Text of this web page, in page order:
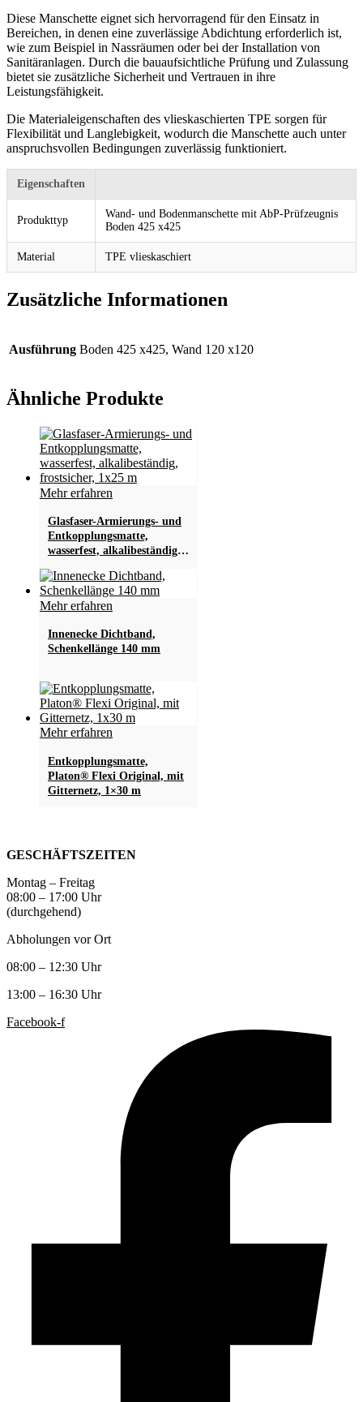
Diese Manschette eignet sich hervorragend für den Einsatz in
Bereichen, in denen eine zuverlässige Abdichtung erforderlich ist,
wie zum Beispiel in Nassräumen oder bei der Installation von
Sanitäranlagen. Durch die bauaufsichtliche Prüfung und Zulassung
bietet sie zusätzliche Sicherheit und Vertrauen in ihre
Leistungsfähigkeit.
Die Materialeigenschaften des vlieskaschierten TPE sorgen für
Flexibilität und Langlebigkeit, wodurch die Manschette auch unter
anspruchsvollen Bedingungen zuverlässig funktioniert.
Eigenschaften
Produkttyp
Wand- und Bodenmanschette mit AbP-Prüfzeugnis
Boden 425 x425
Material TPE vlieskaschiert
Zusätzliche Informationen
Ausführung Boden 425 x425, Wand 120 x120
Ähnliche Produkte
Mehr erfahren
Glasfaser-Armierungs- und
Entkopplungsmatte,
wasserfest, alkalibeständig,
Mehr erfahren
Innenecke Dichtband,
Schenkellänge 140 mm
Mehr erfahren
Entkopplungsmatte,
Platon® Flexi Original, mit
Gitternetz, 1×30 m
GESCHÄFTSZEITEN
Montag – Freitag
08:00 – 17:00 Uhr
(durchgehend)
Abholungen vor Ort
08:00 – 12:30 Uhr
13:00 – 16:30 Uhr
Facebook-f